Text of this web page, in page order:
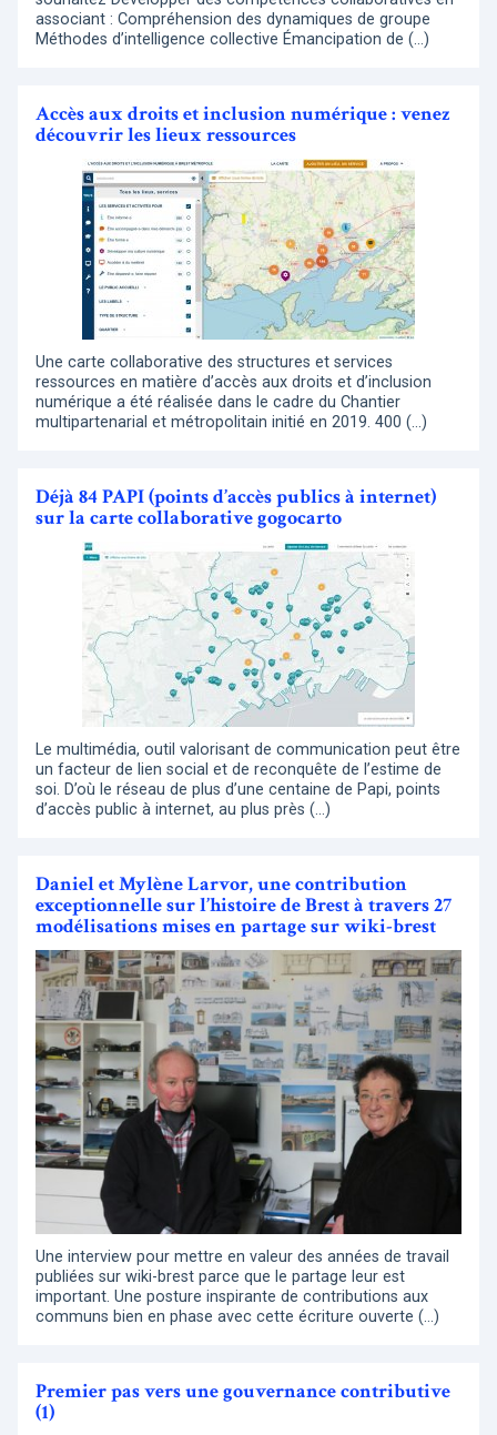
associant : Compréhension des dynamiques de groupe
Méthodes d’intelligence collective Émancipation de (…)
Accès aux droits et inclusion numérique : venez
découvrir les lieux ressources
Une carte collaborative des structures et services
ressources en matière d’accès aux droits et d’inclusion
numérique a été réalisée dans le cadre du Chantier
multipartenarial et métropolitain initié en 2019. 400 (…)
Déjà 84 PAPI (points d’accès publics à internet)
sur la carte collaborative gogocarto
Le multimédia, outil valorisant de communication peut être
un facteur de lien social et de reconquête de l’estime de
soi. D’où le réseau de plus d’une centaine de Papi, points
d’accès public à internet, au plus près (…)
Daniel et Mylène Larvor, une contribution
exceptionnelle sur l’histoire de Brest à travers 27
modélisations mises en partage sur wiki-brest
Une interview pour mettre en valeur des années de travail
publiées sur wiki-brest parce que le partage leur est
important. Une posture inspirante de contributions aux
communs bien en phase avec cette écriture ouverte (…)
Premier pas vers une gouvernance contributive
(1)